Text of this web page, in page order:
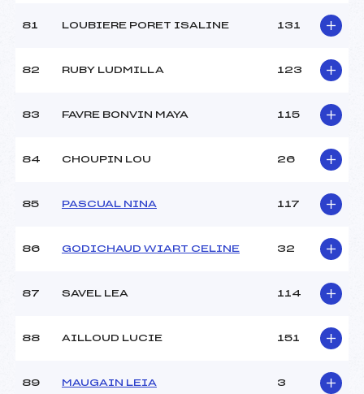
81 LOUBIERE PORET ISALINE 131
82 RUBY LUDMILLA 123
83 FAVRE BONVIN MAYA 115
84 CHOUPIN LOU 26
85 PASCUAL NINA 117
86 GODICHAUD WIART CELINE 32
87 SAVEL LEA 114
88 AILLOUD LUCIE 151
89 MAUGAIN LEIA 3